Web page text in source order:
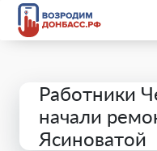
Работники
начали
Ясиноватой